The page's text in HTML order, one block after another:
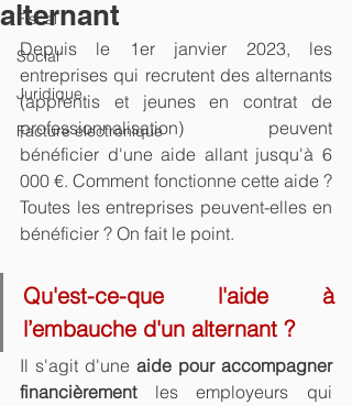
Fiscal
Social
Juridique
Facture électronique
alternant
Depuis le 1er janvier 2023, les
entreprises qui recrutent des alternants
(apprentis et jeunes en contrat de
professionnalisation) peuvent
bénéficier d'une aide allant jusqu'à 6
000 €. Comment fonctionne cette aide ?
Toutes les entreprises peuvent-elles en
bénéficier ? On fait le point.
Qu'est-ce-que l'aide à
l’embauche d'un alternant ?
Il s'agit d'une aide pour accompagner
financièrement les employeurs qui